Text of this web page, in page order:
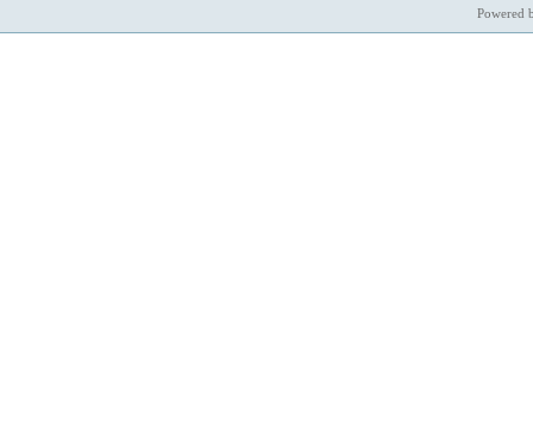
Powered